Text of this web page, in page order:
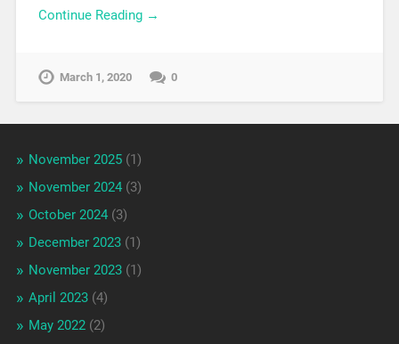
Continue Reading →
March 1, 2020 0
November 2025(1)
November 2024(3)
October 2024(3)
December 2023(1)
November 2023(1)
April 2023(4)
May 2022(2)